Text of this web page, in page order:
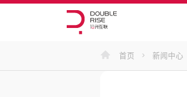
首页 新闻中心